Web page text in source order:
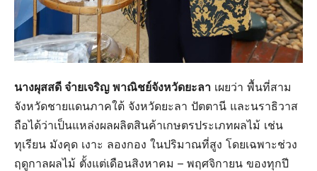
นางผุสสดี จ๋ายเจริญ พาณิชย์จังหวัดยะลา เผยว่า พื้นที่สาม
จังหวัดชายแดนภาคใต้ จังหวัดยะลา ปัตตานี และนราธิวาส
ถือได้ว่าเป็นแหล่งผลผลิตสินค้าเกษตรประเภทผลไม้ เช่น
ทุเรียน มังคุด เงาะ ลองกอง ในปริมาณที่สูง โดยเฉพาะช่วง
ฤดูกาลผลไม้ ตั้งแต่เดือนสิงหาคม – พฤศจิกายน ของทุกปี